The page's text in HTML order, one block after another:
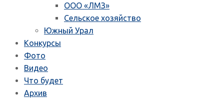
ООО «ЛМЗ»
Сельское хозяйство
Южный Урал
Конкурсы
Фото
Видео
Что будет
Архив